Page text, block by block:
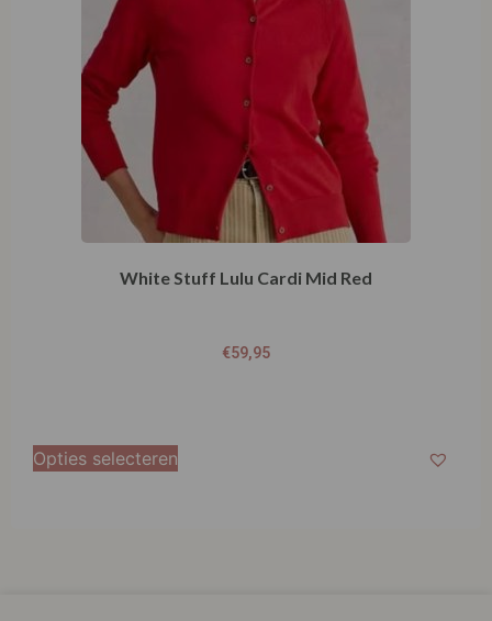
White Stuff Lulu Cardi Mid Red
€59,95
Opties selecteren